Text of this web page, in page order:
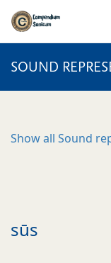
SOUND
sūs
Show all Sound